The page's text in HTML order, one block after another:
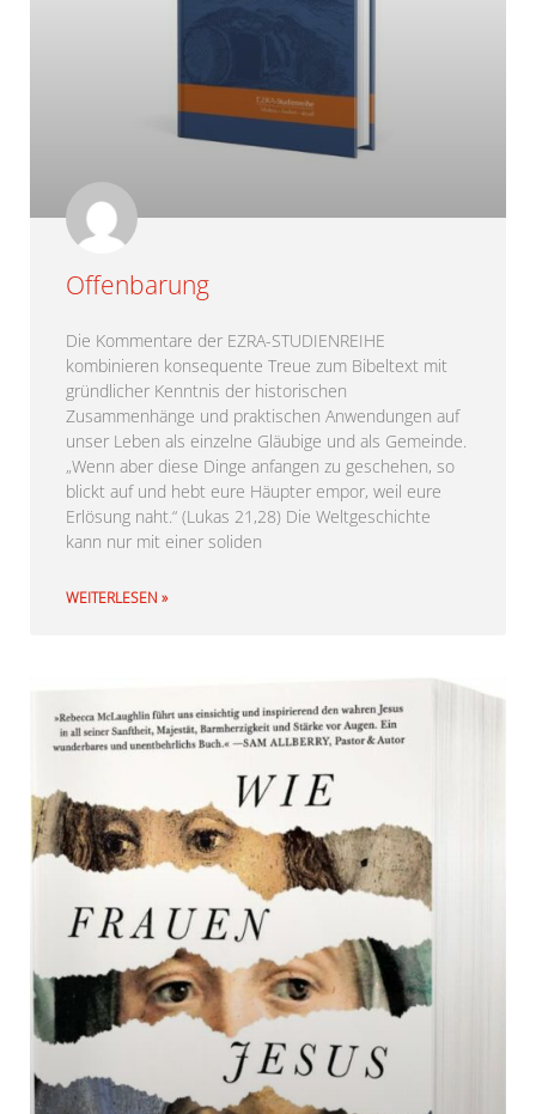
Offenbarung
Die Kommentare der EZRA-STUDIENREIHE
kombinieren konsequente Treue zum Bibeltext mit
gründlicher Kenntnis der historischen
Zusammenhänge und praktischen Anwendungen auf
unser Leben als einzelne Gläubige und als Gemeinde.
„Wenn aber diese Dinge anfangen zu geschehen, so
blickt auf und hebt eure Häupter empor, weil eure
Erlösung naht.“ (Lukas 21,28) Die Weltgeschichte
kann nur mit einer soliden
WEITERLESEN »